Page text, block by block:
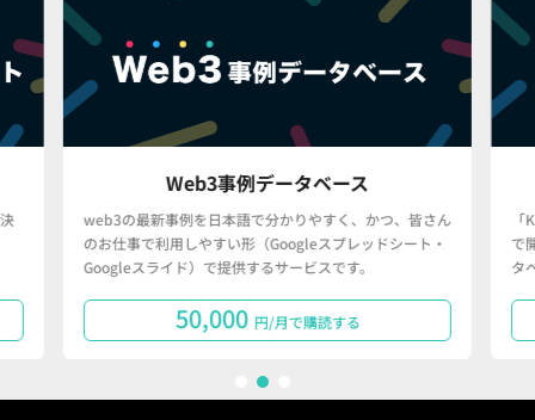
Web3事例データベース
web3の最新事例を日本語で分かりやすく、かつ、皆さん
のお仕事で利用しやすい形（Googleスプレッドシート・
Googleスライド）で提供するサービスです。
50,000 円/月で購読する
で
タ